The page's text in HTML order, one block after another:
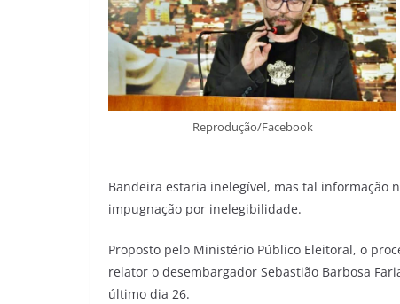
Reprodução/Facebook
Bandeira estaria inelegível, mas tal informação
impugnação por inelegibilidade.
Proposto pelo Ministério Público Eleitoral, o
relator o desembargador Sebastião Barbosa
último dia 26.